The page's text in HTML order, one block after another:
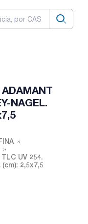
NAGEL.
UV 254.
2,5x7,5